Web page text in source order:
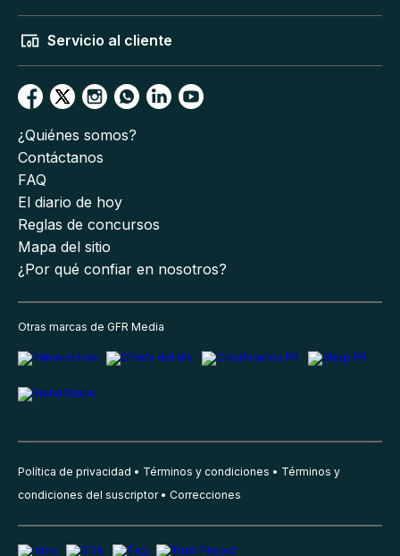
Servicio al cliente
¿Quiénes somos?
Contáctanos
FAQ
El diario de hoy
Reglas de concursos
Mapa del sitio
¿Por qué confiar en nosotros?
Otras marcas de GFR Media
Política de privacidad Términos y condiciones
Términos y
condiciones del suscriptor
Correcciones